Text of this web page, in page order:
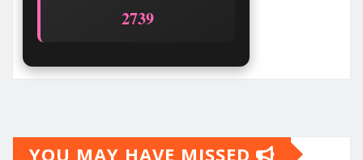
2739
YOU MAY HAVE MISSED